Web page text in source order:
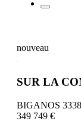
nouveau
SUR LA
BIGANOS
349 749 €